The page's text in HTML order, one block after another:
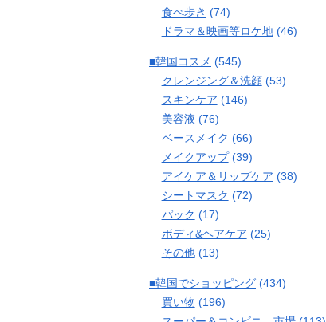
食べ歩き (74)
ドラマ＆映画等ロケ地(46)
■韓国コスメ (545)
クレンジング＆洗顔(53)
スキンケア (146)
美容液 (76)
ベースメイク (66)
メイクアップ(39)
アイケア＆リップケア (38)
シートマスク (72)
パック (17)
ボディ&ヘアケア (25)
その他(13)
■韓国でショッピング (434)
買い物 (196)